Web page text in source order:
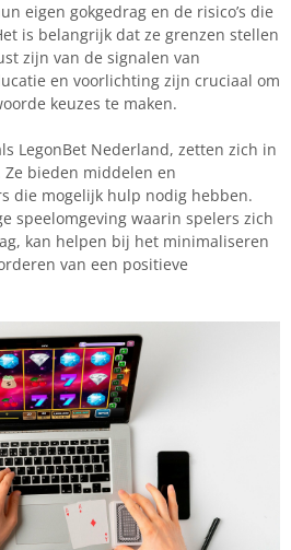
eigen gokgedrag en de risico’s die
is belangrijk dat ze grenzen stellen
zijn van de signalen van
en voorlichting zijn cruciaal om
keuzes te maken.
LegonBet Nederland, zetten zich in
bieden middelen en
die mogelijk hulp nodig hebben.
speelomgeving waarin spelers zich
kan helpen bij het minimaliseren
van een positieve